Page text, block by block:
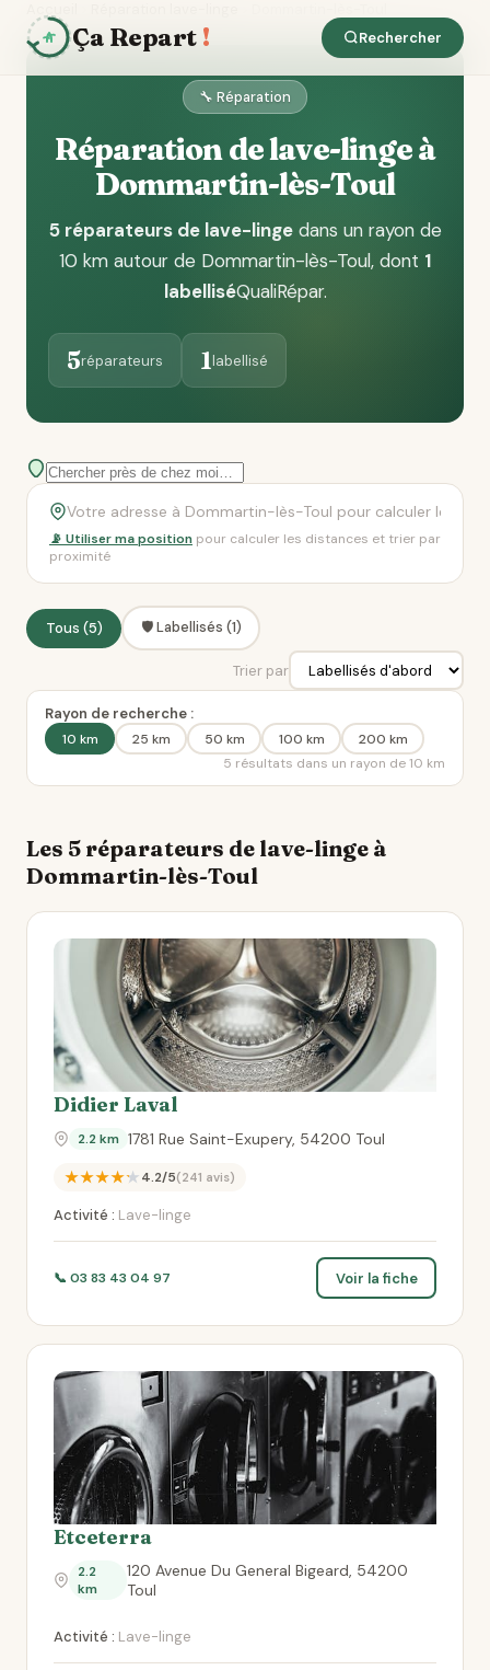
Ça Repart ! Rechercher
🔧 Réparation
Réparation de lave-linge à
Dommartin-lès-Toul
5 réparateurs de lave-lingedans un rayon de
10 km autour de Dommartin-lès-Toul, dont 1
labelliséQualiRépar.
5réparateurs 1labellisé
📡 Utiliser ma position pour calculer les distances et trier par
proximité
Tous (5) 🛡️ Labellisés (1)
Trier par
Rayon de recherche :
10 km 25 km 50 km 100 km
200 km
5 résultats dans un rayon de 10 km
Les 5 réparateurs de lave-linge à
Dommartin-lès-Toul
Didier Laval
2.2 km 1781 Rue Saint-Exupery, 54200 Toul
★★★★★4.2/5(241 avis)
Activité : Lave-linge
📞 03 83 43 04 97 Voir la fiche
Etceterra
2.2
km
120 Avenue Du General Bigeard, 54200
Toul
Activité : Lave-linge